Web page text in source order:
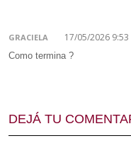
GRACIELA 17/05/2026 9:53
Como termina ?
DEJÁ TU